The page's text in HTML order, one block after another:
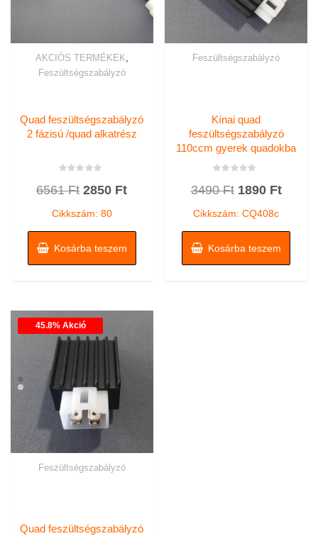
AKCIÓS TERMÉKEK,
Feszültségszabályzó
Quad feszültségszabályzó
2 fázisú /quad alkatrész
0
6561Ft Original
price
was:
6561 Ft.
2850 FtCurrent
is:
Cikkszám: 80
Kosárba teszem
Feszültségszabályzó
Kínai quad
feszültségszabályzó
110ccm gyerek quadokba
0
3490Ft Original
price
was:
3490 Ft.
1890 Ft
is:
Cikkszám: CQ408c
Kosárba teszem
45.8% Akció
Feszültségszabályzó
Quad feszültségszabályzó